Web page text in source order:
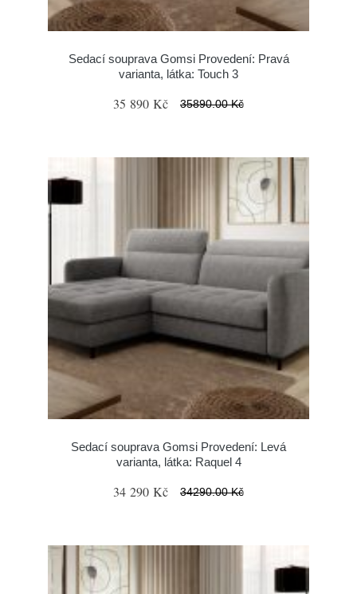
Sedací souprava Gomsi Provedení: Pravá
varianta, látka: Touch 3
35 890 Kč 35890.00 Kč
Sedací souprava Gomsi Provedení: Levá
varianta, látka: Raquel 4
34 290 Kč 34290.00 Kč